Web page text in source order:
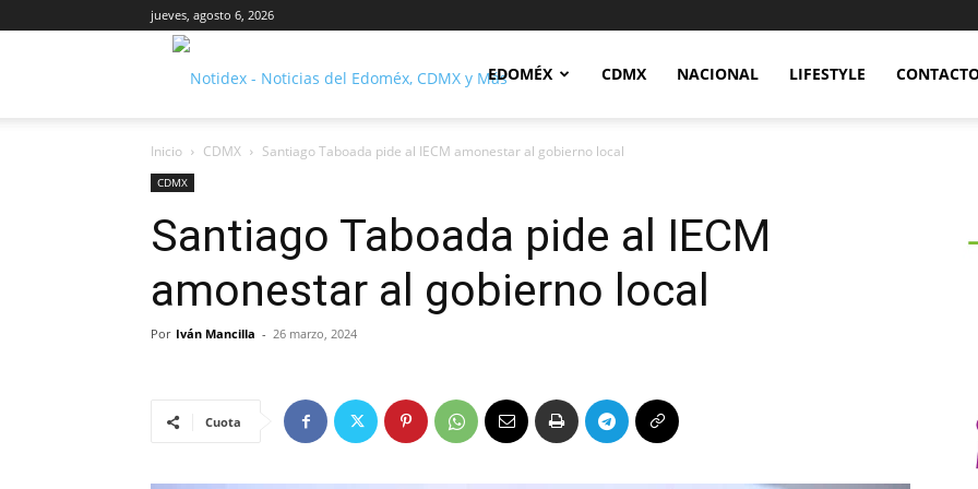
jueves, agosto 6, 2026
Notidex
EDOMÉX CDMX NACIONAL LIFESTYLE
Inicio CDMX Santiago Taboada pide al IECM amonestar al gobierno local
CDMX
Santiago Taboada pide al IECM
amonestar al gobierno local
Por Iván Mancilla - 26 marzo, 2024
Cuota